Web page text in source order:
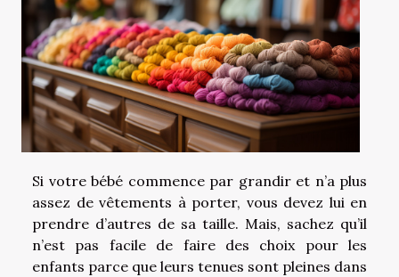
Si votre bébé commence par grandir et n’a plus
assez de vêtements à porter, vous devez lui en
prendre d’autres de sa taille. Mais, sachez qu’il
n’est pas facile de faire des choix pour les
enfants parce que leurs tenues sont pleines dans